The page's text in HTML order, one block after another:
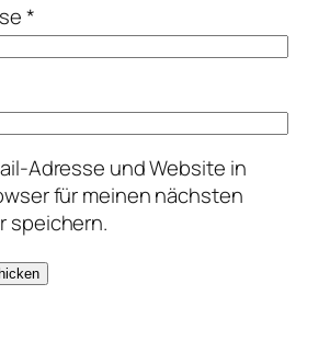
*
Adresse und Website in
für meinen nächsten
speichern.